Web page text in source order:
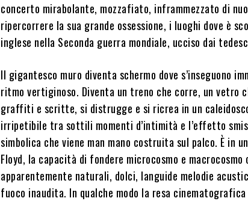
concerto mirabolante, mozzafiato, inframmezzato di
ripercorrere la sua grande ossessione, i luoghi dove è
inglese nella Seconda guerra mondiale, ucciso dai
Il gigantesco muro diventa schermo dove s’inseguono
ritmo vertiginoso. Diventa un treno che corre, un vetro
graffiti e scritte, si distrugge e si ricrea in un
irripetibile tra sottili momenti d’intimità e l’effetto
simbolica che viene man mano costruita sul palco. È in
Floyd, la capacità di fondere microcosmo e
apparentemente naturali, dolci, languide melodie
fuoco inaudita. In qualche modo la resa